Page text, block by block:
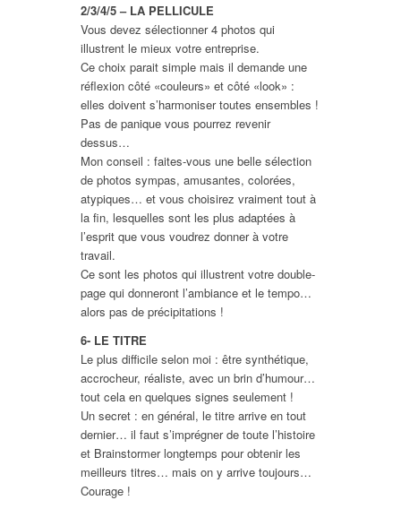
2/3/4/5 – LA PELLICULE
Vous devez sélectionner 4 photos qui
illustrent le mieux votre entreprise.
Ce choix parait simple mais il demande une
réflexion côté «couleurs» et côté «look» :
elles doivent s’harmoniser toutes ensembles !
Pas de panique vous pourrez revenir
dessus…
Mon conseil : faites-vous une belle sélection
de photos sympas, amusantes, colorées,
atypiques… et vous choisirez vraiment tout à
la fin, lesquelles sont les plus adaptées à
l’esprit que vous voudrez donner à votre
travail.
Ce sont les photos qui illustrent votre double-
page qui donneront l’ambiance et le tempo…
alors pas de précipitations !
6- LE TITRE
Le plus difficile selon moi : être synthétique,
accrocheur, réaliste, avec un brin d’humour…
tout cela en quelques signes seulement !
Un secret : en général, le titre arrive en tout
dernier… il faut s’imprégner de toute l’histoire
et Brainstormer longtemps pour obtenir les
meilleurs titres… mais on y arrive toujours…
Courage !